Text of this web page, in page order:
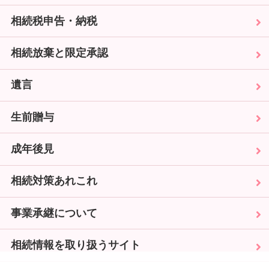
相続税申告・納税
相続放棄と限定承認
遺言
生前贈与
成年後見
相続対策あれこれ
事業承継について
相続情報を取り扱うサイト